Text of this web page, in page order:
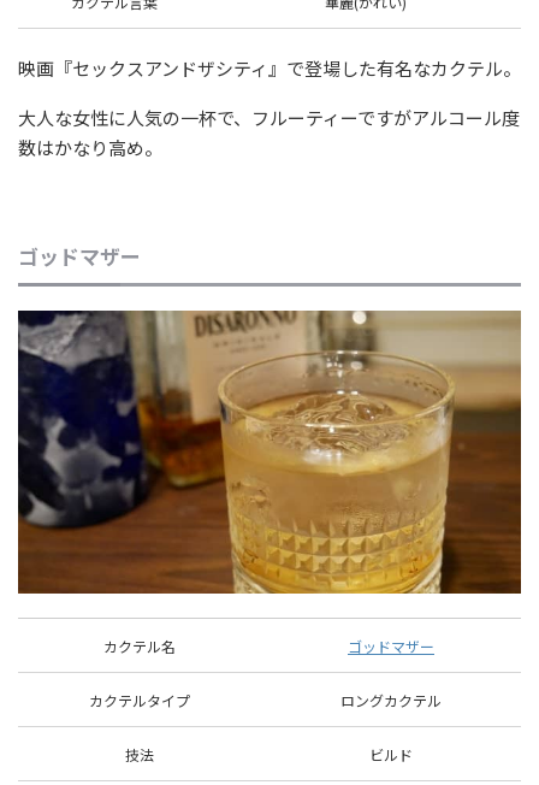
映画『セックスアンドザシティ』で登場した有名なカクテル。
大人な女性に人気の一杯で、フルーティーですがアルコール度
数はかなり高め。
ゴッドマザー
カクテル名 ゴッドマザー
カクテルタイプ ロングカクテル
技法 ビルド